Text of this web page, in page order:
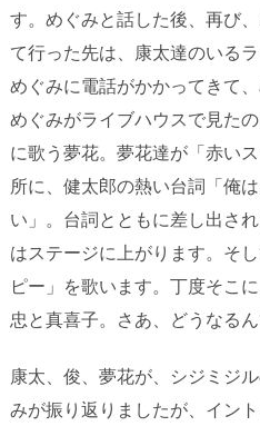
す。めぐみと話した後、再び
て行った先は、康太達のいる
めぐみに電話がかかってきて
めぐみがライブハウスで見た
に歌う夢花。夢花達が「赤い
所に、健太郎の熱い台詞「俺
い」。台詞とともに差し出さ
はステージに上がります。そ
ピー」を歌います。丁度そこ
忠と真喜子。さあ、どうなる
康太、俊、夢花が、シジミジ
みが振り返りましたが、イン